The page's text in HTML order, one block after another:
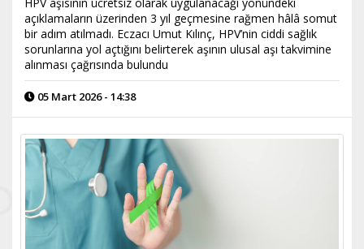
açıklamaların üzerinden 3 yıl geçmesine rağmen hâlâ somut
bir adım atılmadı. Eczacı Umut Kılınç, HPV’nin ciddi sağlık
sorunlarına yol açtığını belirterek aşının ulusal aşı takvimine
alınması çağrısında bulundu
05 Mart 2026 - 14:38